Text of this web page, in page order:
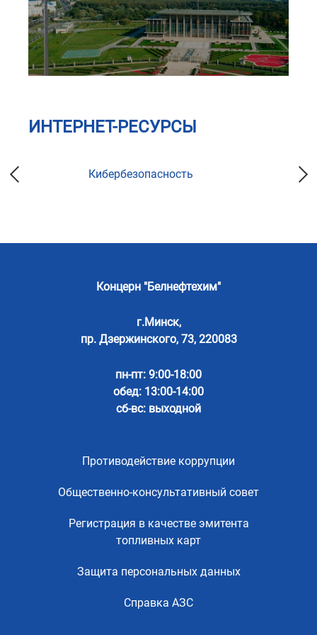
ИНТЕРНЕТ-РЕСУРСЫ
Кибербезопасность
Концерн "Белнефтехим"
г.Минск,
пр. Дзержинского, 73, 220083
пн-пт: 9:00-18:00
обед: 13:00-14:00
сб-вс: выходной
Противодействие коррупции
Общественно-консультативный совет
Регистрация в качестве эмитента
топливных карт
Защита персональных данных
Справка АЗС